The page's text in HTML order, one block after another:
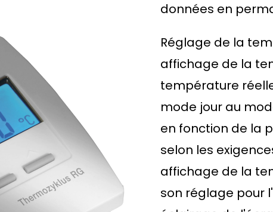
données en
Réglage de la
affichage de la
température
mode jour au
en fonction de la
selon les
affichage de la
son réglage pour